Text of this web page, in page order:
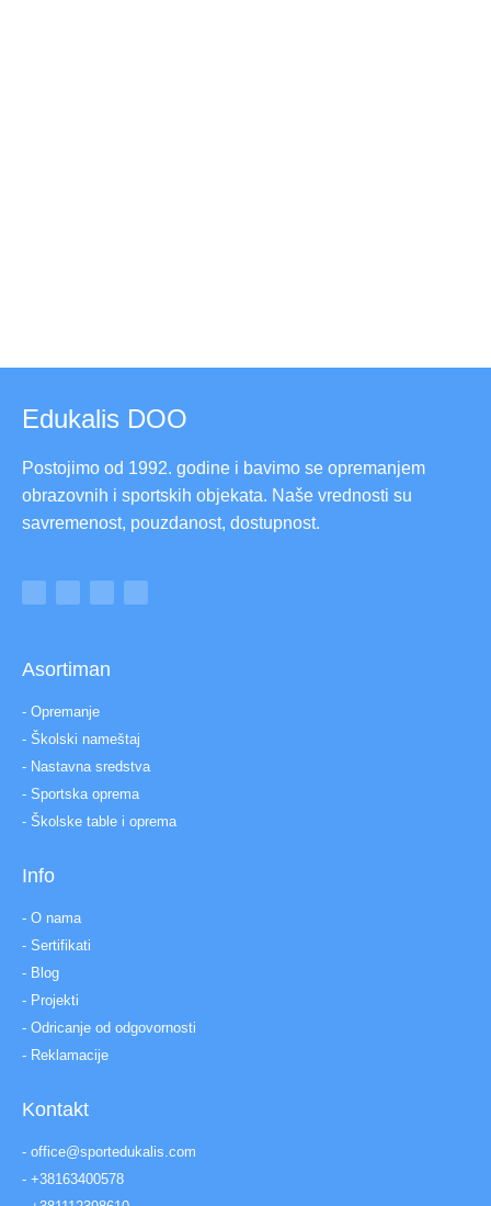
Edukalis DOO
Postojimo od 1992. godine i bavimo se opremanjem
obrazovnih i sportskih objekata. Naše vrednosti su
savremenost, pouzdanost, dostupnost.
Asortiman
- Opremanje
- Školski nameštaj
- Nastavna sredstva
- Sportska oprema
- Školske table i oprema
Info
- O nama
- Sertifikati
- Blog
- Projekti
- Odricanje od odgovornosti
- Reklamacije
Kontakt
- office@sportedukalis.com
- +38163400578